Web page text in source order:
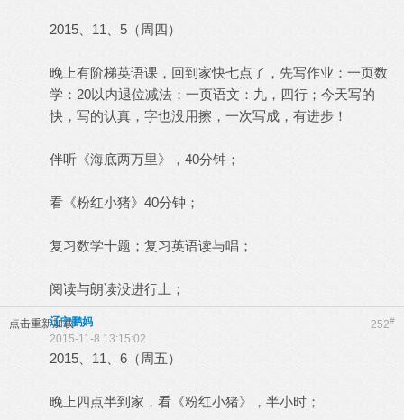
2015、11、5（周四）
晚上有阶梯英语课，回到家快七点了，先写作业：一页数
学：20以内退位减法；一页语文：九，四行；今天写的
快，写的认真，字也没用擦，一次写成，有进步！
伴听《海底两万里》，40分钟；
看《粉红小猪》40分钟；
复习数学十题；复习英语读与唱；
阅读与朗读没进行上；
点击重新加载 252#
辽宁鹏妈
2015-11-8 13:15:02
2015、11、6（周五）
晚上四点半到家，看《粉红小猪》，半小时；